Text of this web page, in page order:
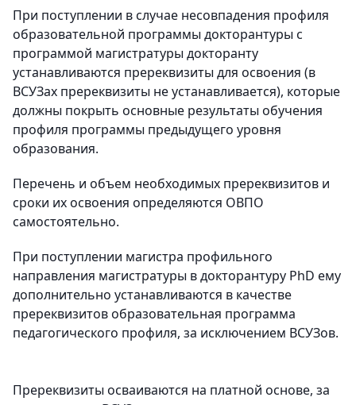
При поступлении в случае несовпадения профиля
образовательной программы докторантуры с
программой магистратуры докторанту
устанавливаются пререквизиты для освоения (в
ВСУЗах пререквизиты не устанавливается), которые
должны покрыть основные результаты обучения
профиля программы предыдущего уровня
образования.
Перечень и объем необходимых пререквизитов и
сроки их освоения определяются ОВПО
самостоятельно.
При поступлении магистра профильного
направления магистратуры в докторантуру PhD ему
дополнительно устанавливаются в качестве
пререквизитов образовательная программа
педагогического профиля, за исключением ВСУЗов.
Пререквизиты осваиваются на платной основе, за